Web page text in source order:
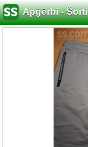
Apģērbi - Šorti